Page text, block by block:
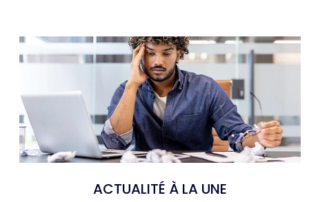
ACTUALITÉ À LA UNE